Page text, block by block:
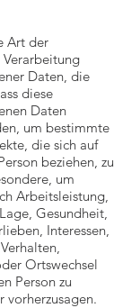
Art der
Daten, die
diese
Daten
um bestimmte
die sich auf
beziehen, zu
um
Arbeitsleistung,
Gesundheit,
Interessen,
Ortswechsel
Person zu
vorherzusagen.